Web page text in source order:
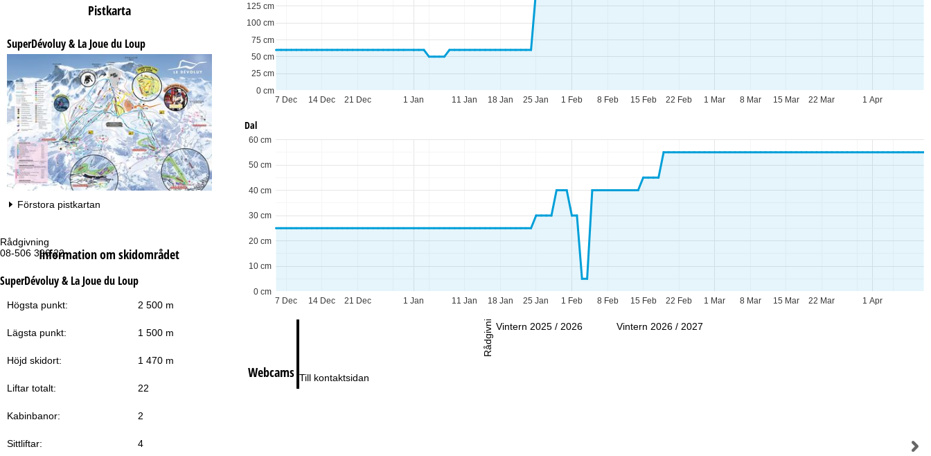
Rådgivning
08-506 396 22
Till kontaktsidan
Rådgivning
Pistkarta
SuperDévoluy & La Joue du Loup
Förstora pistkartan
Information om skidområdet
SuperDévoluy & La Joue du Loup
Högsta punkt: 2 500 m
Lägsta punkt: 1 500 m
Höjd skidort: 1 470 m
Liftar totalt: 22
Kabinbanor: 2
Sittliftar: 4
1 Jan 1 Feb 1 Mar 1 Apr
7 Dec 14 Dec 21 Dec 11 Jan 18 Jan 25 Jan 8 Feb 15 Feb 22 Feb 8 Mar 15 Mar 22 Mar
0 cm
25 cm
50 cm
75 cm
100 cm
125 cm
Dal
1 Jan 1 Feb 1 Mar 1 Apr
7 Dec 14 Dec 21 Dec 11 Jan 18 Jan 25 Jan 8 Feb 15 Feb 22 Feb 8 Mar 15 Mar 22 Mar
0 cm
10 cm
20 cm
30 cm
40 cm
50 cm
60 cm
Vintern 2025 / 2026 Vintern 2026 / 2027
Webcams